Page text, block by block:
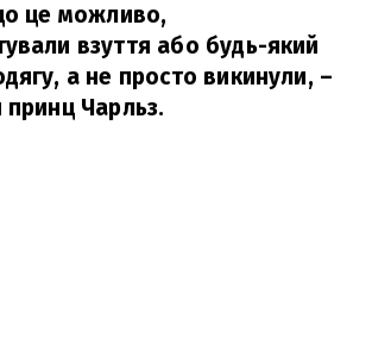
це можливо,
взуття або будь-який
а не просто викинули, –
принц Чарльз.